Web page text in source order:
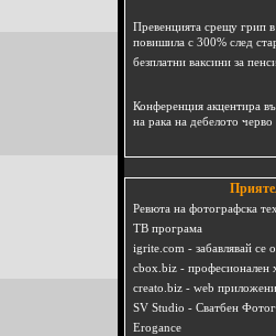
Превенцията срещу грип в
повишила с 300% след
безплатни ваксини за
Конференция акцентира
на рака на дебелото черво
Ревюта на фотографска
ТВ програма
igrite.com - забавлявай се
cbox.biz - професионален
creato.biz - web
SV Studio - Сватбен
Erogance